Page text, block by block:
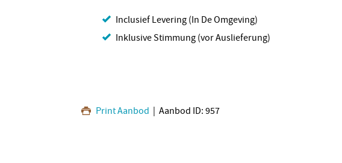
Inclusief Levering (In De Omgeving)
Inklusive Stimmung (vor Auslieferung)
Print Aanbod | Aanbod ID: 957